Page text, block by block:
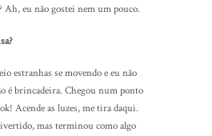
Ah, eu não gostei nem um pouco.
estranhas se movendo e eu não
é brincadeira. Chegou num ponto
Acende as luzes, me tira daqui.
mas terminou como algo